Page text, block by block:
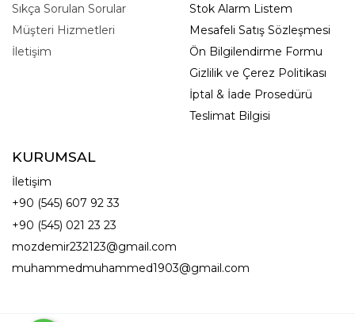
Sıkça Sorulan Sorular
Müşteri Hizmetleri
İletişim
Stok Alarm Listem
Mesafeli Satış Sözleşmesi
Ön Bilgilendirme Formu
Gizlilik ve Çerez Politikası
İptal & İade Prosedürü
Teslimat Bilgisi
KURUMSAL
İletişim
+90 (545) 607 92 33
+90 (545) 021 23 23
mozdemir232123@gmail.com
muhammedmuhammed1903@gmail.com